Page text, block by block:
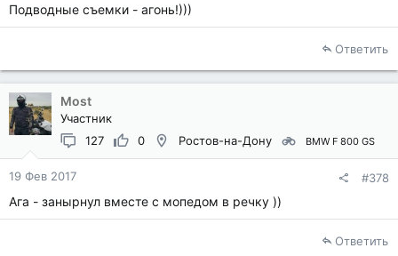
Подводные съемки - агонь!)))
Ответить
Most
Участник
127
0 Ростов-на-Дону BMW F 800 GS
19 Фев 2017 #378
Ага - занырнул вместе с мопедом в речку ))
Ответить